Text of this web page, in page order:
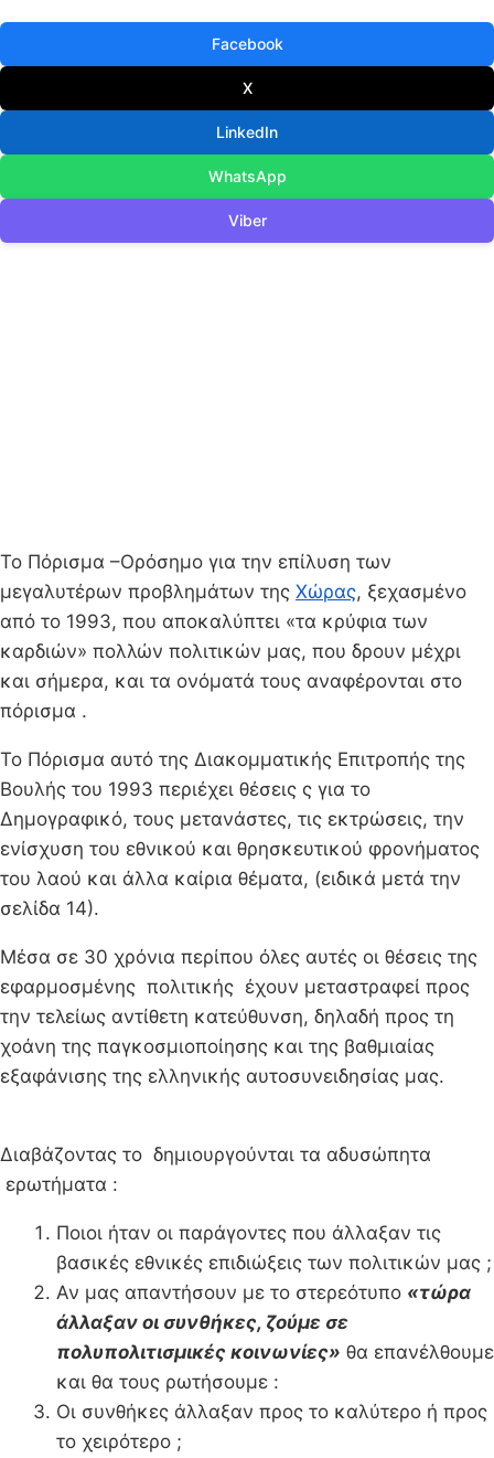
Facebook
X
LinkedIn
WhatsApp
Viber
Το Πόρισμα –Ορόσημο για την επίλυση των
μεγαλυτέρων προβλημάτων της Χώρας, ξεχασμένο
από το 1993, που αποκαλύπτει «τα κρύφια των
καρδιών» πολλών πολιτικών μας, που δρουν μέχρι
και σήμερα, και τα ονόματά τους αναφέρονται στο
πόρισμα .
Το Πόρισμα αυτό της Διακομματικής Επιτροπής της
Βουλής του 1993 περιέχει θέσεις ς για το
Δημογραφικό, τους μετανάστες, τις εκτρώσεις, την
ενίσχυση του εθνικού και θρησκευτικού φρονήματος
του λαού και άλλα καίρια θέματα, (ειδικά μετά την
σελίδα 14).
Μέσα σε 30 χρόνια περίπου όλες αυτές οι θέσεις της
εφαρμοσμένης πολιτικής έχουν μεταστραφεί προς
την τελείως αντίθετη κατεύθυνση, δηλαδή προς τη
χοάνη της παγκοσμιοποίησης και της βαθμιαίας
εξαφάνισης της ελληνικής αυτοσυνειδησίας μας.
Διαβάζοντας το δημιουργούνται τα αδυσώπητα
ερωτήματα :
Ποιοι ήταν οι παράγοντες που άλλαξαν τις
βασικές εθνικές επιδιώξεις των πολιτικών μας ;
Αν μας απαντήσουν με το στερεότυπο «τώρα
άλλαξαν οι συνθήκες, ζούμε σε
πολυπολιτισμικές κοινωνίες» θα επανέλθουμε
και θα τους ρωτήσουμε :
Οι συνθήκες άλλαξαν προς το καλύτερο ή προς
το χειρότερο ;